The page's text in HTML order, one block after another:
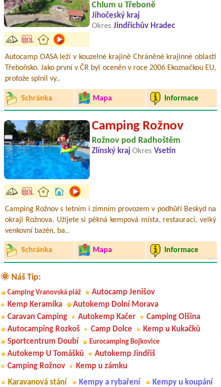
Chlum u Třeboně
Jihočeský kraj
Okres Jindřichův Hradec
Autocamp OASA leží v kouzelné krajině Chráněné krajinné oblasti
Třeboňsko. Jako první v ČR byl oceněn v roce 2006 Ekoznačkou EU,
protože splnil vy..
Schránka Mapa Informace
Camping Rožnov
Rožnov pod Radhoštěm
Zlínský kraj Okres Vsetín
Camping Rožnov s letním i zimním provozem v podhůří Beskyd na
okraji Rožnova. Užijete si pěkná kempová místa, restauraci, velký
venkovní bazén, ba..
Schránka Mapa Informace
🌞 Náš Tip:
Camping Vranovská pláž
Autocamp Jenišov
Kemp Keramika
Autokemp Dolní Morava
Caravan Camping
Autokemp Kačer
Camping Olšina
Autocamping Rozkoš
Camp Dolce
Kemp u Kukačků
Sportcentrum Doubí
Eurocamping Bojkovice
Autokemp U Tomášků
Autokemp Jindřiš
Camping Rožnov
Kemp u zámku
Karavanová stání
Kempy a rybaření
Kempy u koupání